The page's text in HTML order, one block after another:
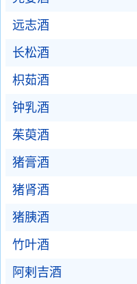
远志酒
长松酒
枳茹酒
钟乳酒
茱萸酒
猪膏酒
猪肾酒
猪胰酒
竹叶酒
阿剌吉酒